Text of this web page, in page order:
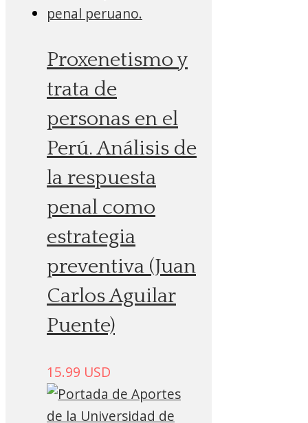
Proxenetismo y
trata de
personas en el
Perú. Análisis de
la respuesta
penal como
estrategia
preventiva (Juan
Carlos Aguilar
Puente)
15.99 USD